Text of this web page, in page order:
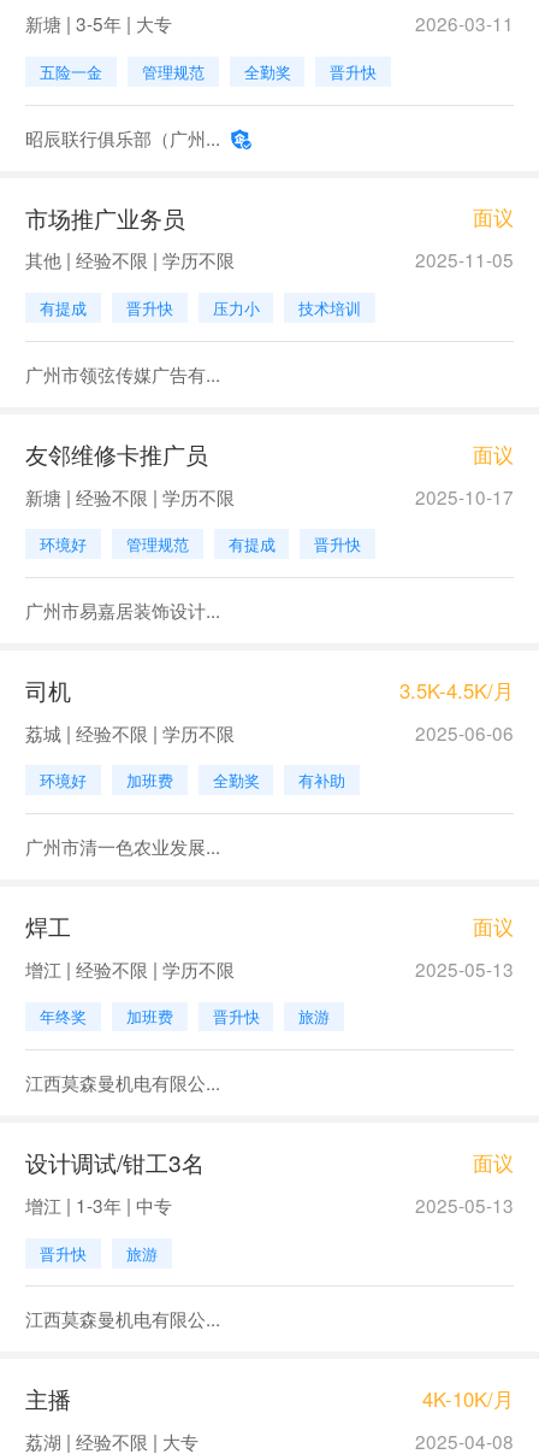
新塘 | 3-5年 | 大专 2026-03-11
五险一金 管理规范 全勤奖 晋升快
昭辰联行俱乐部（广州...
市场推广业务员 面议
其他 | 经验不限 | 学历不限 2025-11-05
有提成 晋升快 压力小 技术培训
广州市领弦传媒广告有...
友邻维修卡推广员 面议
新塘 | 经验不限 | 学历不限 2025-10-17
环境好 管理规范 有提成 晋升快
广州市易嘉居装饰设计...
司机 3.5K-4.5K/月
荔城 | 经验不限 | 学历不限 2025-06-06
环境好 加班费 全勤奖 有补助
广州市清一色农业发展...
焊工 面议
增江 | 经验不限 | 学历不限 2025-05-13
年终奖 加班费 晋升快 旅游
江西莫森曼机电有限公...
设计调试/钳工3名 面议
增江 | 1-3年 | 中专 2025-05-13
晋升快 旅游
江西莫森曼机电有限公...
主播 4K-10K/月
荔湖 | 经验不限 | 大专 2025-04-08